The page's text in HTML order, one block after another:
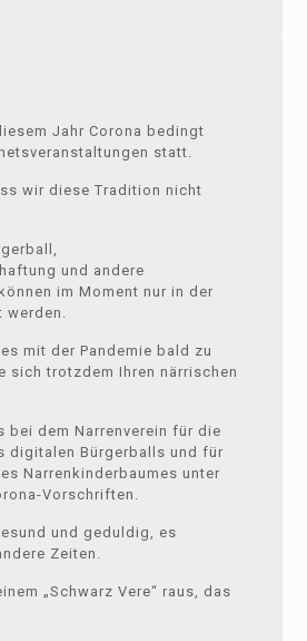
Jahr Corona bedingt
statt.
wir diese Tradition nicht
und andere
im Moment nur in der
werden.
mit der Pandemie bald zu
sich trotzdem Ihren närrischen
bei dem Narrenverein für die
digitalen Bürgerballs und für
Narrenkinderbaumes unter
Vorschriften.
und geduldig, es
Zeiten.
„Schwarz Vere“ raus, das